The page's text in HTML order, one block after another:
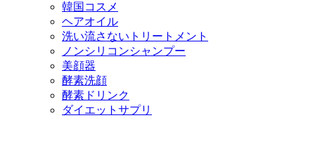
韓国コスメ
ヘアオイル
洗い流さないトリートメント
ノンシリコンシャンプー
美顔器
酵素洗顔
酵素ドリンク
ダイエットサプリ